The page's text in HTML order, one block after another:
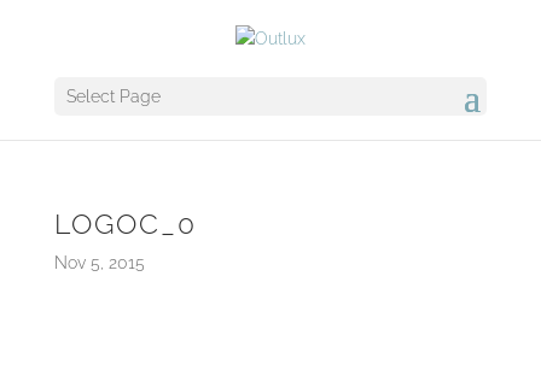
Select Page
LOGOC_0
Nov 5, 2015